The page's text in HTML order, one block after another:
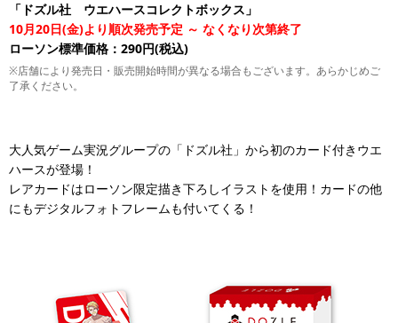
「ドズル社 ウエハースコレクトボックス」
10月20日(金)より順次発売予定 ～ なくなり次第終了
ローソン標準価格：290円(税込)
※店舗により発売日・販売開始時間が異なる場合もございます。あらかじめご
了承ください。
大人気ゲーム実況グループの「ドズル社」から初のカード付きウエ
ハースが登場！
レアカードはローソン限定描き下ろしイラストを使用！カードの他
にもデジタルフォトフレームも付いてくる！